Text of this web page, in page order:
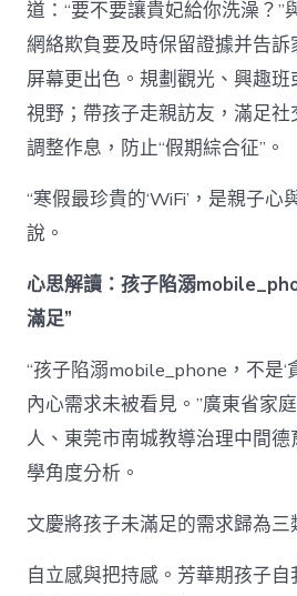
道：“要不要讓貴妃給你洗澡？”
網絡欺負要及時保留證據并告
屏幕更出色。規劃觀光、興趣
視野；帶孩子走親訪友，滿足社
調整作息，防止“假期綜合征”。
“寒假最珍貴的‘WiFi’，是親子心
說。
心思解讀：孩子陷溺
滿足”
“孩子陷溺mobile_phone，不是‘
內心需求未被看見。”廣東省家
人、東莞市南城教導治理中間
學角度分析。
文慶將孩子未滿足的需求歸為三
自立感與把持感。芳華期孩子自